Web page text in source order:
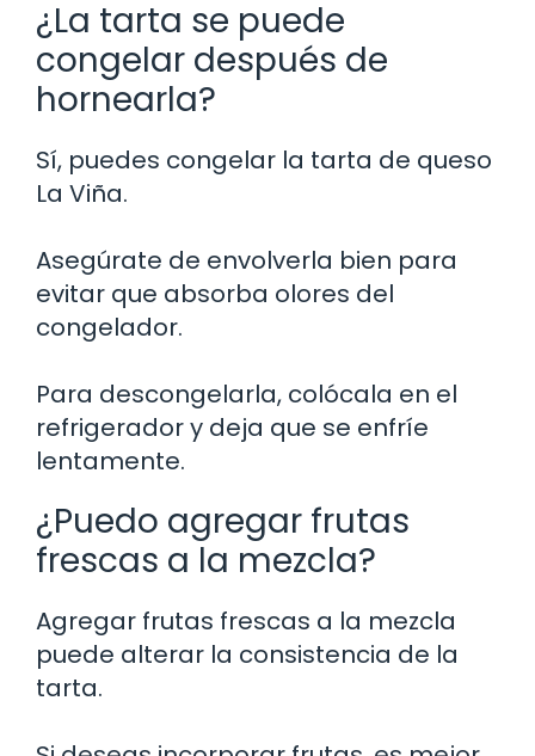
¿La tarta se puede
congelar después de
hornearla?
Sí, puedes congelar la tarta de queso
La Viña.
Asegúrate de envolverla bien para
evitar que absorba olores del
congelador.
Para descongelarla, colócala en el
refrigerador y deja que se enfríe
lentamente.
¿Puedo agregar frutas
frescas a la mezcla?
Agregar frutas frescas a la mezcla
puede alterar la consistencia de la
tarta.